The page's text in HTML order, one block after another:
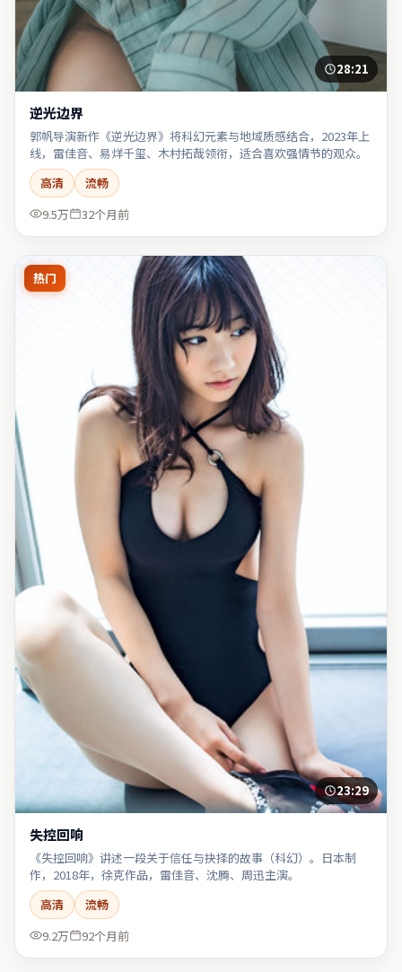
28:21
逆光边界
郭帆导演新作《逆光边界》将科幻元素与地域质感结合，2023年上
线，雷佳音、易烊千玺、木村拓哉领衔，适合喜欢强情节的观众。
高清
流畅
9.5万
32个月前
热门
23:29
失控回响
《失控回响》讲述一段关于信任与抉择的故事（科幻）。日本制
作，2018年，徐克作品，雷佳音、沈腾、周迅主演。
高清
流畅
9.2万
92个月前